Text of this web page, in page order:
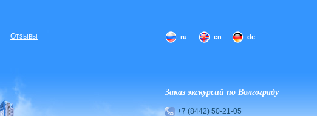
Отзывы ru en de
Заказ экскурсий по Волгограду
+7 (8442) 50-21-05